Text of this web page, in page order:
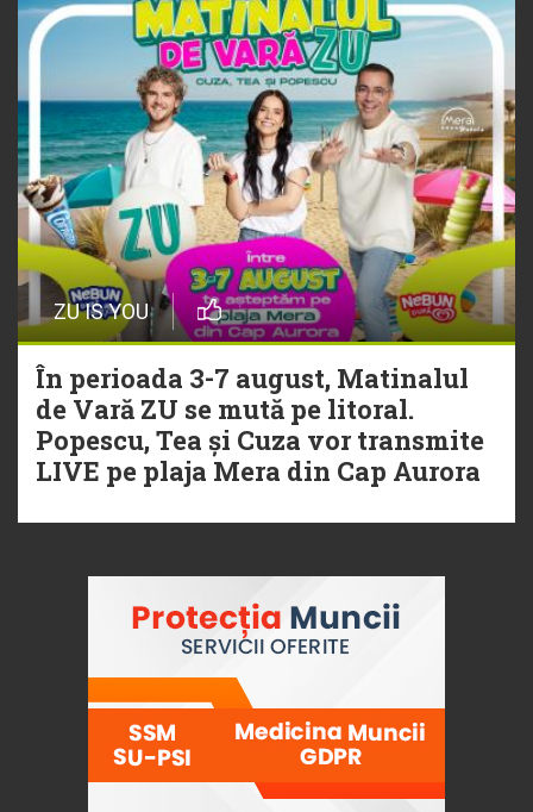
ZU IS YOU
În perioada 3-7 august, Matinalul
de Vară ZU se mută pe litoral.
Popescu, Tea și Cuza vor transmite
LIVE pe plaja Mera din Cap Aurora